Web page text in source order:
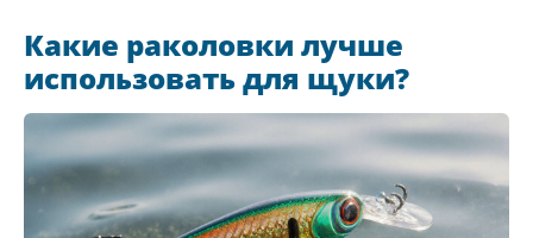
Какие раколовки лучше
использовать для щуки?